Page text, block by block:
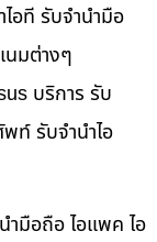
อที รับจำนำมือ
นมต่างๆ
บริการ รับ
ท์ รับจำนำไอ
ำมือถือ ไอแพค ไอ